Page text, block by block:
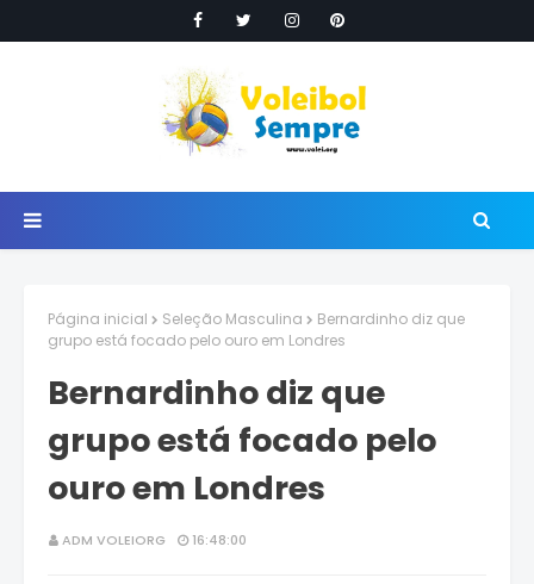
Página inicial Seleção Masculina
Bernardinho diz que
grupo está focado pelo ouro em Londres
Bernardinho diz que
grupo está focado pelo
ouro em Londres
ADM VOLEIORG 16:48:00